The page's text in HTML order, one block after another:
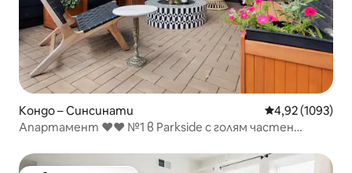
Кондо – Синсинати Средна
4,92 (1093)
Апартамент ♥♥ №1 в Parkside с голям частен